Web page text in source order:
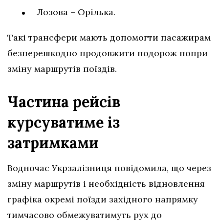
Лозова – Орілька.
Такі трансфери мають допомогти пасажирам
безперешкодно продовжити подорож попри
зміну маршрутів поїздів.
Частина рейсів
курсуватиме із
затримками
Водночас Укрзалізниця повідомила, що через
зміну маршрутів і необхідність відновлення
графіка окремі поїзди західного напрямку
тимчасово обмежуватимуть рух до